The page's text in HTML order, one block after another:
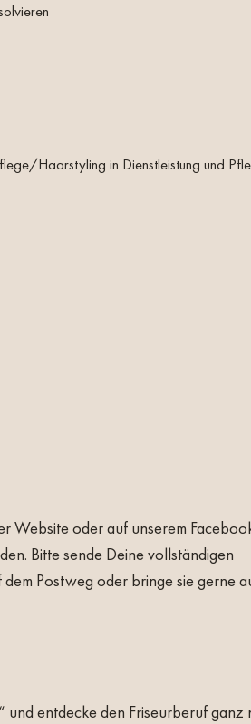
Haarstyling in Dienstleistung und
Website oder auf unserem
Bitte sende Deine vollständigen
Postweg oder bringe sie gerne
entdecke den Friseurberuf ganz